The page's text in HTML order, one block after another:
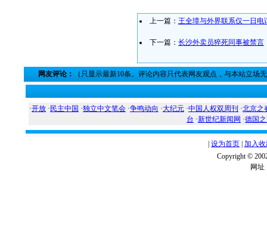
上一篇： 王全璋与外界联系仅一日电
下一篇： 长沙外卖员猝死同事被禁言
网友评论： （只显示最新10条。评论内容只代表网友观点，与本站立场
·开放 · 民主中国 ·独立中文笔会 ·争鸣动向 ·大纪元 ·中国人权双周刊 ·北京之
台 ·新世纪新闻网 ·德国
设为首页 加入
Copyright ©
网址